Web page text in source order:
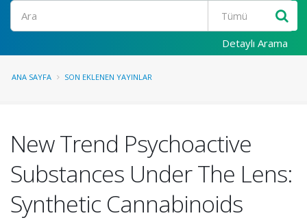
Ara
Detaylı Arama
ANA SAYFA SON EKLENEN YAYINLAR
New Trend Psychoactive
Substances Under The Lens:
Synthetic Cannabinoids